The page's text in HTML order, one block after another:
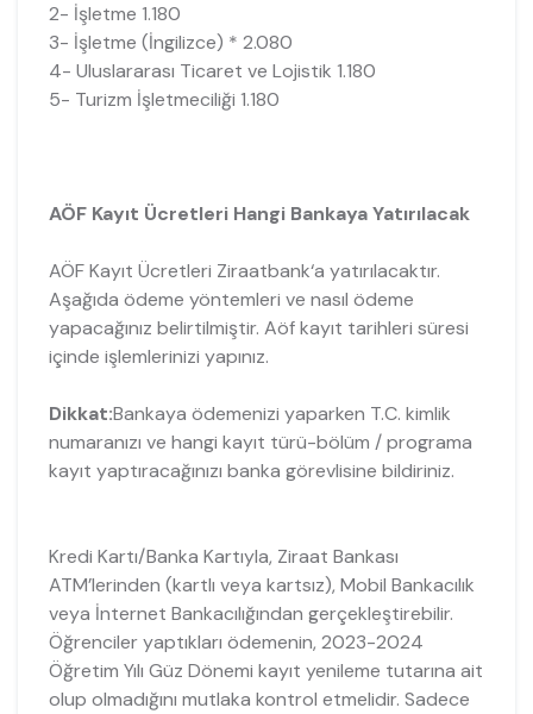
2- İşletme 1.180
3- İşletme (İngilizce) * 2.080
4- Uluslararası Ticaret ve Lojistik 1.180
5- Turizm İşletmeciliği 1.180
AÖF Kayıt Ücretleri Hangi Bankaya Yatırılacak
AÖF Kayıt Ücretleri Ziraatbank‘a yatırılacaktır.
Aşağıda ödeme yöntemleri ve nasıl ödeme
yapacağınız belirtilmiştir. Aöf kayıt tarihleri süresi
içinde işlemlerinizi yapınız.
Dikkat:Bankaya ödemenizi yaparken T.C. kimlik
numaranızı ve hangi kayıt türü-bölüm / programa
kayıt yaptıracağınızı banka görevlisine bildiriniz.
Kredi Kartı/Banka Kartıyla, Ziraat Bankası
ATM’lerinden (kartlı veya kartsız), Mobil Bankacılık
veya İnternet Bankacılığından gerçekleştirebilir.
Öğrenciler yaptıkları ödemenin, 2023-2024
Öğretim Yılı Güz Dönemi kayıt yenileme tutarına ait
olup olmadığını mutlaka kontrol etmelidir. Sadece